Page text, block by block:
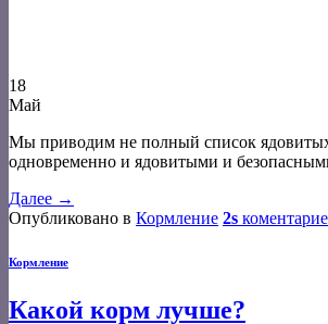
18
Май
Мы приводим не полный список ядовитых
одновременно и ядовитыми и
Далее →
Опубликовано в Кормление 2s
Кормление
Какой корм лучше?